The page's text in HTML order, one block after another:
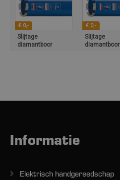
€ 0,-
Slijtage
diamantboor
€ 0,-
Slijtage
diamantboor
Informatie
Elektrisch handgereedschap